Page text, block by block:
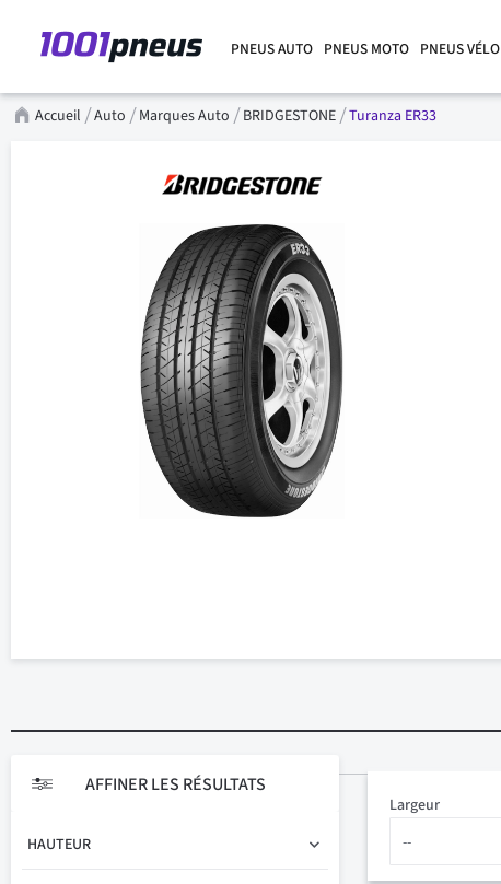
PNEUS AUTO PNEUS MOTO PNEUS VÉLO
Accueil Auto Marques Auto BRIDGESTONE Turanza ER33
Largeur
AFFINER LES RÉSULTATS
HAUTEUR